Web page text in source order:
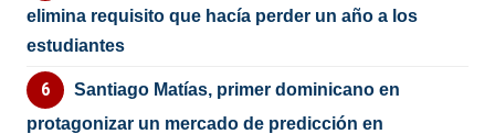
elimina requisito que hacía perder un año a los
estudiantes
Santiago Matías, primer dominicano en
protagonizar un mercado de predicción en